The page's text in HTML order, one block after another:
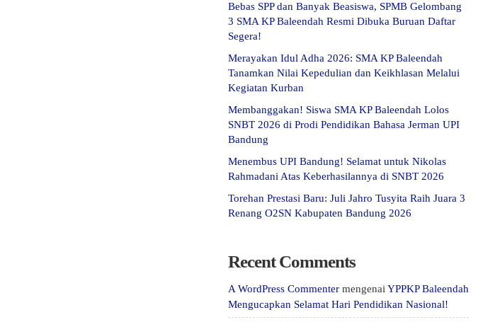
Bebas SPP dan Banyak Beasiswa, SPMB Gelombang
3 SMA KP Baleendah Resmi Dibuka Buruan Daftar
Segera!
Merayakan Idul Adha 2026: SMA KP Baleendah
Tanamkan Nilai Kepedulian dan Keikhlasan Melalui
Kegiatan Kurban
Membanggakan! Siswa SMA KP Baleendah Lolos
SNBT 2026 di Prodi Pendidikan Bahasa Jerman UPI
Bandung
Menembus UPI Bandung! Selamat untuk Nikolas
Rahmadani Atas Keberhasilannya di SNBT 2026
Torehan Prestasi Baru: Juli Jahro Tusyita Raih Juara 3
Renang O2SN Kabupaten Bandung 2026
Recent Comments
A WordPress Commenter mengenai YPPKP Baleendah
Mengucapkan Selamat Hari Pendidikan Nasional!